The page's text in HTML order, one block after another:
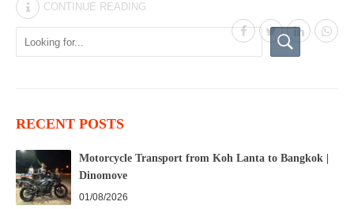
CONTINUE READING
RECENT POSTS
Motorcycle Transport from Koh Lanta to Bangkok |
Dinomove
01/08/2026